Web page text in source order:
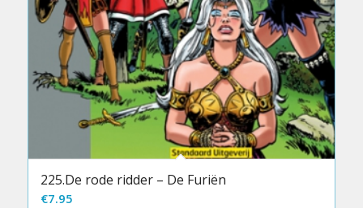
225.De rode ridder – De Furiën
€7.95